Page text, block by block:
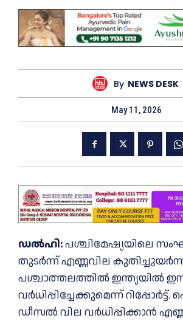
By NEWS DESK
May 11, 2026
ഡൽഹി:പശ്ചിമേഷ്യയിലെ
തുടര്‍ന്ന് എണ്ണവില
പശ്ചാത്തലത്തില്‍ ഇന്ത്യയില്‍
വര്‍ധിപ്പിച്ചേക്കുമെന്ന് റിപ്പോര്‍ട്ട്.
ഡീസല്‍ വില വര്‍ധിപ്പിക്കാന്‍